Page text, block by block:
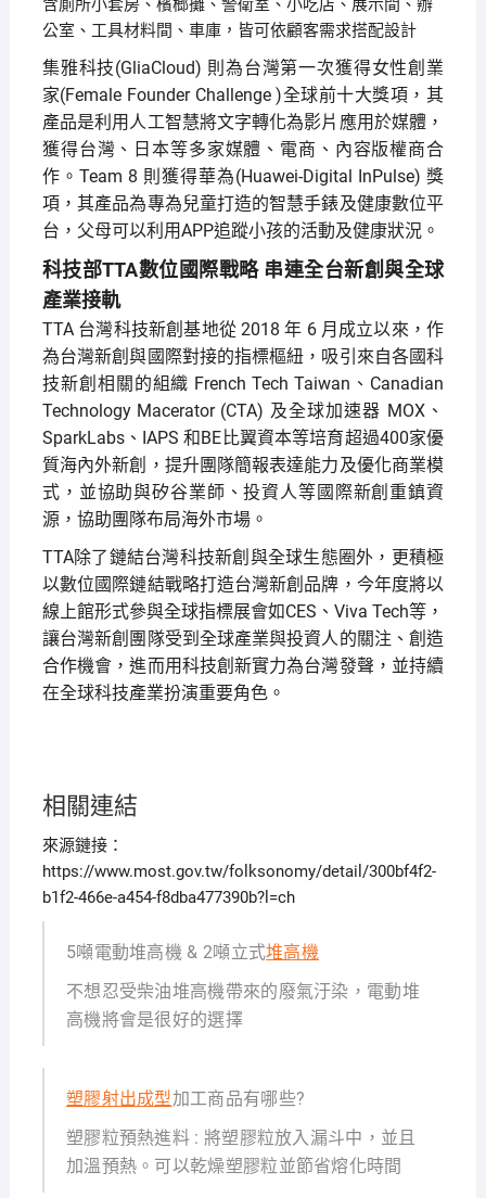
含廁所小套房、檳榔攤、警衛室、小吃店、展示間、辦
公室、工具材料間、車庫，皆可依顧客需求搭配設計
集雅科技(GliaCloud) 則為台灣第一次獲得女性創業
家(Female Founder Challenge )全球前十大獎項，其
產品是利用人工智慧將文字轉化為影片應用於媒體，
獲得台灣、日本等多家媒體、電商、內容版權商合
作。Team 8 則獲得華為(Huawei-Digital InPulse) 獎
項，其產品為專為兒童打造的智慧手錶及健康數位平
台，父母可以利用APP追蹤小孩的活動及健康狀況。
科技部TTA數位國際戰略 串連全台新創與全球
產業接軌
TTA 台灣科技新創基地從 2018 年 6 月成立以來，作
為台灣新創與國際對接的指標樞紐，吸引來自各國科
技新創相關的組織 French Tech Taiwan、Canadian
Technology Macerator (CTA) 及全球加速器 MOX、
SparkLabs、IAPS 和BE比翼資本等培育超過400家優
質海內外新創，提升團隊簡報表達能力及優化商業模
式，並協助與矽谷業師、投資人等國際新創重鎮資
源，協助團隊布局海外市場。
TTA除了鏈結台灣科技新創與全球生態圈外，更積極
以數位國際鏈結戰略打造台灣新創品牌，今年度將以
線上館形式參與全球指標展會如CES、Viva Tech等，
讓台灣新創團隊受到全球產業與投資人的關注、創造
合作機會，進而用科技創新實力為台灣發聲，並持續
在全球科技產業扮演重要角色。
相關連結
來源鏈接：
https://www.most.gov.tw/folksonomy/detail/300bf4f2-
b1f2-466e-a454-f8dba477390b?l=ch
5噸電動堆高機 & 2噸立式堆高機
不想忍受柴油堆高機帶來的廢氣汙染，電動堆
高機將會是很好的選擇
塑膠射出成型加工商品有哪些?
塑膠粒預熱進料 : 將塑膠粒放入漏斗中，並且
加溫預熱。可以乾燥塑膠粒並節省熔化時間